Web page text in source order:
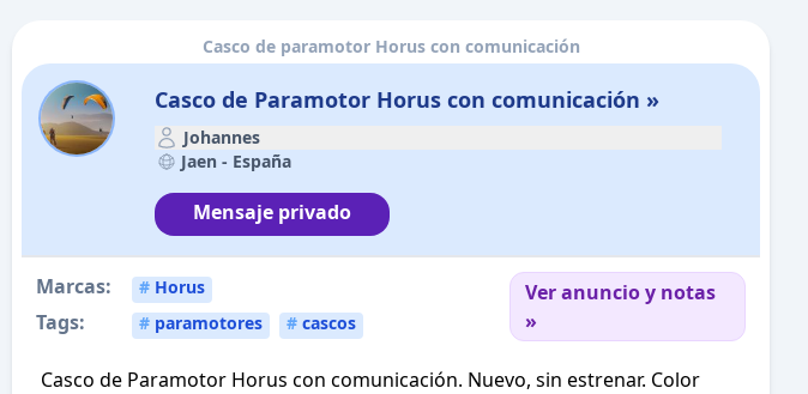
Casco de paramotor Horus con comunicación
Casco de Paramotor Horus con comunicación »
Johannes
Jaen - España
Mensaje privado
Marcas: #Horus
Tags: #paramotores #cascos
Ver anuncio y notas
»
Casco de Paramotor Horus con comunicación. Nuevo, sin estrenar. Color